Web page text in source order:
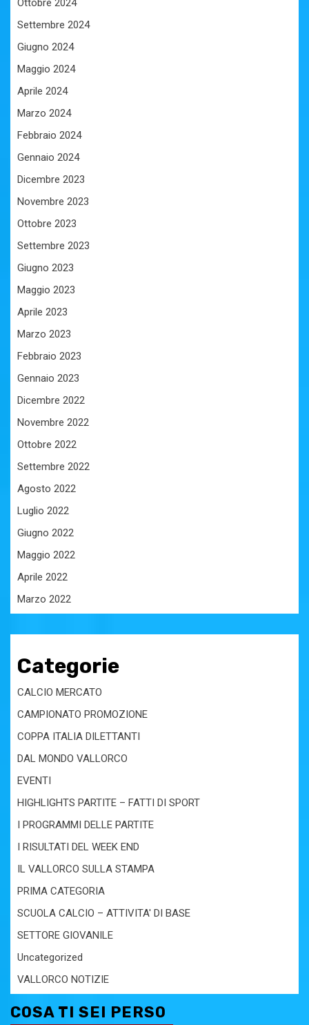
Ottobre 2024
Settembre 2024
Giugno 2024
Maggio 2024
Aprile 2024
Marzo 2024
Febbraio 2024
Gennaio 2024
Dicembre 2023
Novembre 2023
Ottobre 2023
Settembre 2023
Giugno 2023
Maggio 2023
Aprile 2023
Marzo 2023
Febbraio 2023
Gennaio 2023
Dicembre 2022
Novembre 2022
Ottobre 2022
Settembre 2022
Agosto 2022
Luglio 2022
Giugno 2022
Maggio 2022
Aprile 2022
Marzo 2022
Categorie
CALCIO MERCATO
CAMPIONATO PROMOZIONE
COPPA ITALIA DILETTANTI
DAL MONDO VALLORCO
EVENTI
HIGHLIGHTS PARTITE – FATTI DI SPORT
I PROGRAMMI DELLE PARTITE
I RISULTATI DEL WEEK END
IL VALLORCO SULLA STAMPA
PRIMA CATEGORIA
SCUOLA CALCIO – ATTIVITA' DI BASE
SETTORE GIOVANILE
Uncategorized
VALLORCO NOTIZIE
COSA TI SEI PERSO